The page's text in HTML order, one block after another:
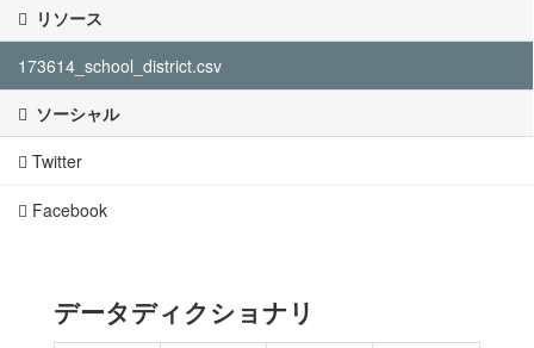
リソース
173614_school_district.csv
ソーシャル
Twitter
Facebook
データディクショナリ